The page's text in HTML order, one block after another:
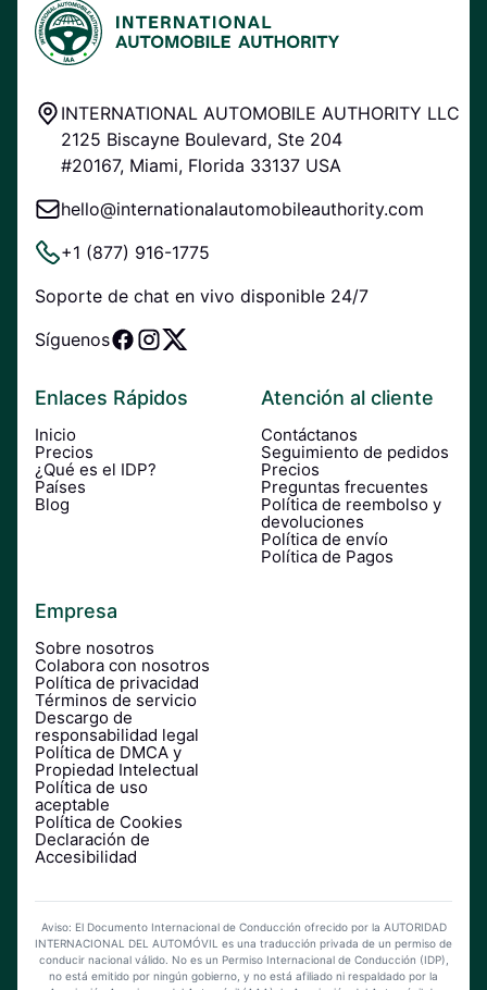
INTERNATIONAL AUTOMOBILE AUTHORITY LLC
2125 Biscayne Boulevard, Ste 204
#20167, Miami, Florida 33137 USA
hello@internationalautomobileauthority.com
+1 (877) 916-1775
Soporte de chat en vivo disponible 24/7
Síguenos
Enlaces Rápidos
Inicio
Precios
¿Qué es el IDP?
Países
Blog
Atención al cliente
Contáctanos
Seguimiento de pedidos
Precios
Preguntas frecuentes
Política de reembolso y
devoluciones
Política de envío
Política de Pagos
Empresa
Sobre nosotros
Colabora con nosotros
Política de privacidad
Términos de servicio
Descargo de
responsabilidad legal
Política de DMCA y
Propiedad Intelectual
Política de uso
aceptable
Política de Cookies
Declaración de
Accesibilidad
Aviso: El Documento Internacional de Conducción ofrecido por la AUTORIDAD
INTERNACIONAL DEL AUTOMÓVIL es una traducción privada de un permiso de
conducir nacional válido. No es un Permiso Internacional de Conducción (IDP),
no está emitido por ningún gobierno, y no está afiliado ni respaldado por la